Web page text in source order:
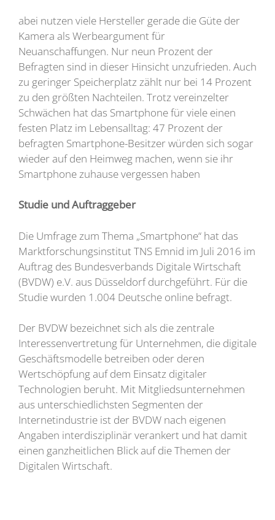
abei nutzen viele Hersteller gerade die Güte der
Kamera als Werbeargument für
Neuanschaffungen. Nur neun Prozent der
Befragten sind in dieser Hinsicht unzufrieden. Auch
zu geringer Speicherplatz zählt nur bei 14 Prozent
zu den größten Nachteilen. Trotz vereinzelter
Schwächen hat das Smartphone für viele einen
festen Platz im Lebensalltag: 47 Prozent der
befragten Smartphone-Besitzer würden sich sogar
wieder auf den Heimweg machen, wenn sie ihr
Smartphone zuhause vergessen haben
Studie und Auftraggeber
Die Umfrage zum Thema „Smartphone“ hat das
Marktforschungsinstitut TNS Emnid im Juli 2016 im
Auftrag des Bundesverbands Digitale Wirtschaft
(BVDW) e.V. aus Düsseldorf durchgeführt. Für die
Studie wurden 1.004 Deutsche online befragt.
Der BVDW bezeichnet sich als die zentrale
Interessenvertretung für Unternehmen, die digitale
Geschäftsmodelle betreiben oder deren
Wertschöpfung auf dem Einsatz digitaler
Technologien beruht. Mit Mitgliedsunternehmen
aus unterschiedlichsten Segmenten der
Internetindustrie ist der BVDW nach eigenen
Angaben interdisziplinär verankert und hat damit
einen ganzheitlichen Blick auf die Themen der
Digitalen Wirtschaft.